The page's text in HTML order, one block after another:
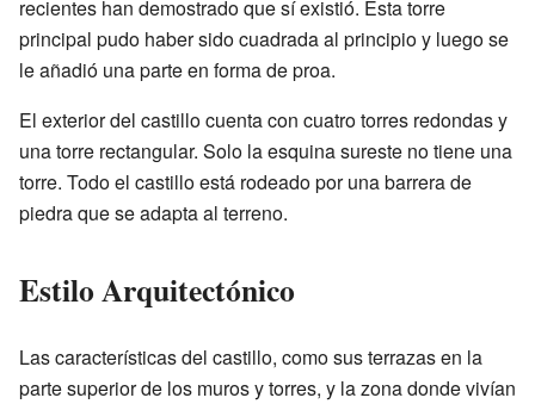
recientes han demostrado que sí existió. Esta torre
principal pudo haber sido cuadrada al principio y luego se
le añadió una parte en forma de proa.
El exterior del castillo cuenta con cuatro torres redondas y
una torre rectangular. Solo la esquina sureste no tiene una
torre. Todo el castillo está rodeado por una barrera de
piedra que se adapta al terreno.
Estilo Arquitectónico
Las características del castillo, como sus terrazas en la
parte superior de los muros y torres, y la zona donde vivían